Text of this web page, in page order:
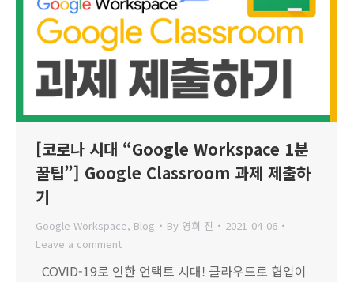
[코로나 시대 “Google Workspace 1분
꿀팁”] Google Classroom 과제 제출하
기
Google Workspace, Blog By 영희 진
2021-04-06
Leave a comment
COVID-19로 인한 언택트 시대! 클라우드로 협업이